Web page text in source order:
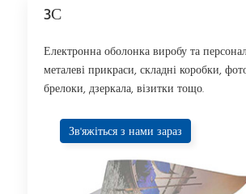
3С
Електронна оболонка виробу та
металеві прикраси, складні коробки,
брелоки, дзеркала, візитки тощо.
Зв'яжіться з нами зараз